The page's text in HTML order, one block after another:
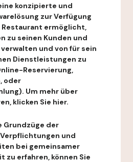
konzipierte und
zur Verfügung
ermöglicht,
zu seinen Kunden und
und von für sein
Dienstleistungen zu
Reservierung,
oder
Um mehr über
klicken Sie hier.
Grundzüge der
und
bei gemeinsamer
zu erfahren, können Sie